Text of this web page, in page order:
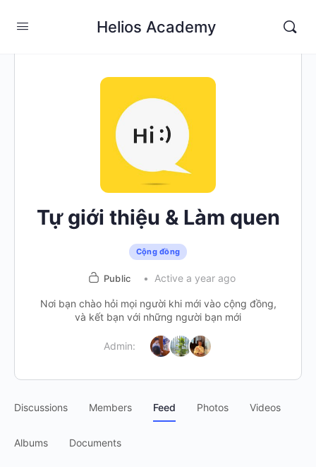
Helios Academy
Tự giới thiệu & Làm quen
Cộng đồng
Public Active a year ago
Nơi bạn chào hỏi mọi người khi mới vào cộng đồng,
và kết bạn với những người bạn mới
Admin:
Discussions Members Feed Photos Videos
Albums Documents